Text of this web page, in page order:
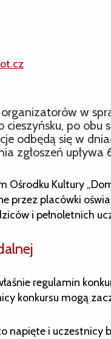
organizatorów w
cieszyńsku, po obu
odbędą się w
zgłoszeń upływa
Ośrodku Kultury
przez placówki
i pełnoletnich
regulamin
konkursu mogą
napięte i uczestnicy